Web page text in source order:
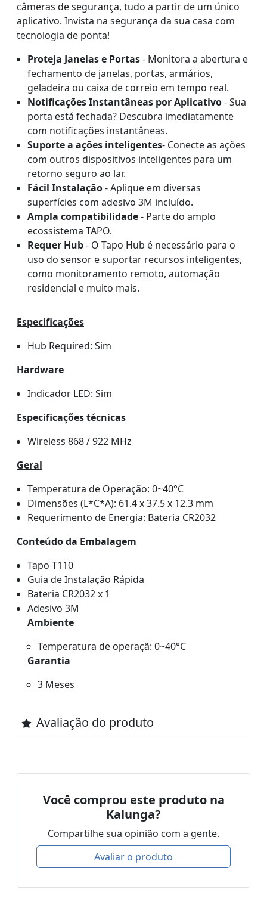
câmeras de segurança, tudo a partir de um único
aplicativo. Invista na segurança da sua casa com
tecnologia de ponta!
Proteja Janelas e Portas- Monitora a abertura e
fechamento de janelas, portas, armários,
geladeira ou caixa de correio em tempo real.
Notificações Instantâneas por Aplicativo- Sua
porta está fechada? Descubra imediatamente
com notificações instantâneas.
Suporte a ações inteligentes- Conecte as ações
com outros dispositivos inteligentes para um
retorno seguro ao lar.
Fácil Instalação- Aplique em diversas
superfícies com adesivo 3M incluído.
Ampla compatibilidade- Parte do amplo
ecossistema TAPO.
Requer Hub- O Tapo Hub é necessário para o
uso do sensor e suportar recursos inteligentes,
como monitoramento remoto, automação
residencial e muito mais.
Especificações
Hub Required: Sim
Hardware
Indicador LED: Sim
Especificações técnicas
Wireless 868 / 922 MHz
Geral
Temperatura de Operação: 0~40°C
Dimensões (L*C*A): 61.4 x 37.5 x 12.3 mm
Requerimento de Energia: Bateria CR2032
Conteúdo da Embalagem
Tapo T110
Guia de Instalação Rápida
Bateria CR2032 x 1
Adesivo 3M
Ambiente
Temperatura de operaçã: 0~40°C
Garantia
3 Meses
Avaliação do produto
Você comprou este produto na
Kalunga?
Compartilhe sua opinião com a gente.
Avaliar o produto